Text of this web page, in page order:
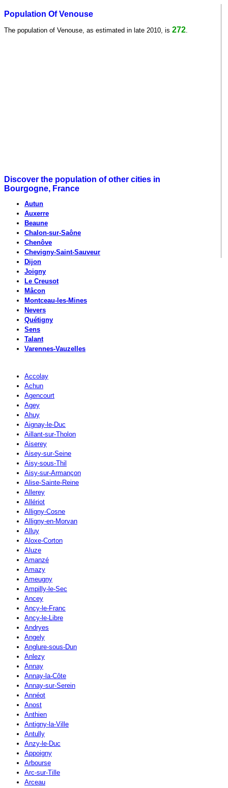
Population Of Venouse
The population of Venouse, as estimated in late 2010, is 272
Discover the population of other cities in
Bourgogne, France
Autun
Auxerre
Beaune
Chalon-sur-Saône
Chenôve
Chevigny-Saint-Sauveur
Dijon
Joigny
Le Creusot
Mâcon
Montceau-les-Mines
Nevers
Quétigny
Sens
Talant
Varennes-Vauzelles
Accolay
Achun
Agencourt
Agey
Ahuy
Aignay-le-Duc
Aillant-sur-Tholon
Aiserey
Aisey-sur-Seine
Aisy-sous-Thil
Aisy-sur-Armançon
Alise-Sainte-Reine
Allerey
Allériot
Alligny-Cosne
Alligny-en-Morvan
Alluy
Aloxe-Corton
Aluze
Amanzé
Amazy
Ameugny
Ampilly-le-Sec
Ancey
Ancy-le-Franc
Ancy-le-Libre
Andryes
Angely
Anglure-sous-Dun
Anlezy
Annay
Annay-la-Côte
Annay-sur-Serein
Annéot
Anost
Anthien
Antigny-la-Ville
Antully
Anzy-le-Duc
Appoigny
Arbourse
Arc-sur-Tille
Arceau